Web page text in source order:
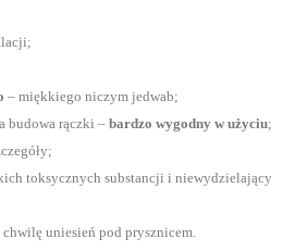
– miękkiego niczym jedwab;
budowa rączki – bardzo wygodny w użyciu;
toksycznych substancji i niewydzielający
chwilę uniesień pod prysznicem.